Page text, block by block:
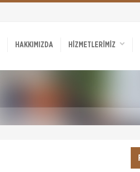
HAKKIMIZDA HİZMETLERİMİZ